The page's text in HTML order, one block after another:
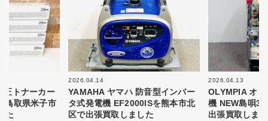
梱包
ガイド
法人の
お客様へ
トナーカー
鳥取県米子市
た
2026.04.14
YAMAHA ヤマハ 防音型インバー
タ式発電機 EF2000ISを熊本市北
区で出張買取しました
2026.04.13
OLYMPIA オ
機 NEW島唄
出張買取しま